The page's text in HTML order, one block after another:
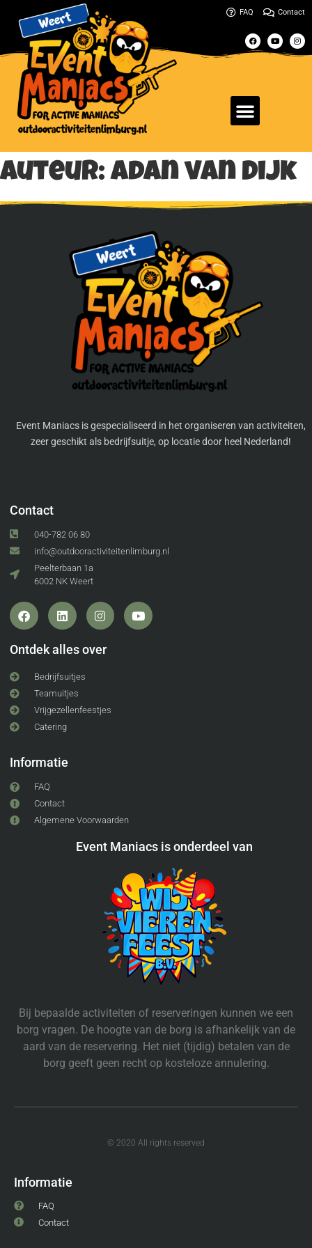
FAQ Contact
Auteur:Adan van Dijk
Event Maniacs is gespecialiseerd in het organiseren van activiteiten,
zeer geschikt als bedrijfsuitje, op locatie door heel Nederland!
Contact
040-782 06 80
info@outdooractiviteitenlimburg.nl
Peelterbaan 1a
6002 NK Weert
Ontdek alles over
Bedrijfsuitjes
Teamuitjes
Vrijgezellenfeestjes
Catering
Informatie
FAQ
Contact
Algemene Voorwaarden
Event Maniacs is onderdeel van
Bij bepaalde activiteiten of reserveringen kunnen we een
borg vragen. De hoogte van de borg is afhankelijk van de
aard van de reservering. Het niet (tijdig) betalen van de
borg geeft geen recht op kosteloze annulering.
© 2020 All rights reserved
Informatie
FAQ
Contact